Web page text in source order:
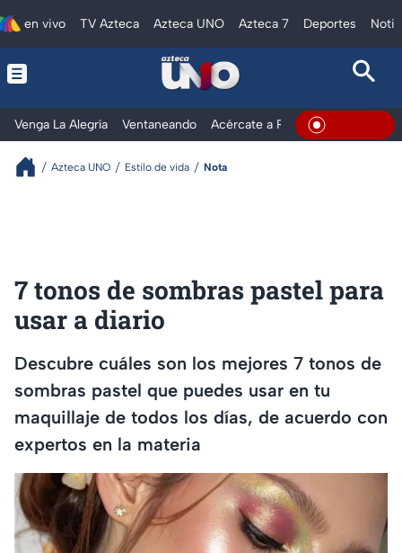
en vivo TV Azteca Azteca UNO Azteca 7 Deportes
Venga La Alegría Ventaneando Acércate a Rocío Al Extremo
Azteca UNO Estilo de vida Nota
7 tonos de sombras pastel para
usar a diario
Descubre cuáles son los mejores 7 tonos de
sombras pastel que puedes usar en tu
maquillaje de todos los días, de acuerdo con
expertos en la materia